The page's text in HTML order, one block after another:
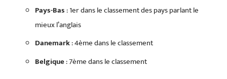
Pays-Bas: 1er dans le classement des pays parlant le
mieux l’anglais
Danemark: 4ème dans le classement
Belgique: 7ème dans le classement